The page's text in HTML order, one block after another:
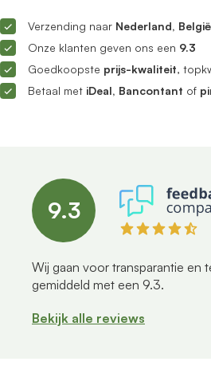
Verzending naar Nederland, België
Onze klanten geven ons een 9.3
Goedkoopste prijs-kwaliteit,
Betaal met iDeal, Bancontant of
9.3
Wij gaan voor transparantie en
gemiddeld met een 9.3.
Bekijk alle reviews